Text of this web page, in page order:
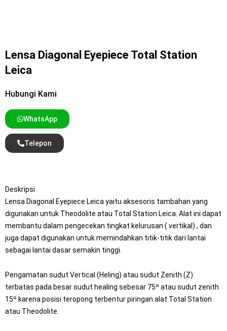
Lensa Diagonal Eyepiece Total Station
Leica
Hubungi Kami
WhatsApp
Telepon
Deskripsi
Lensa Diagonal Eyepiece Leica yaitu aksesoris tambahan yang
digunakan untuk Theodolite atau Total Station Leica. Alat ini dapat
membantu dalam pengecekan tingkat kelurusan ( vertikal) , dan
juga dapat digunakan untuk memindahkan titik-titik dari lantai
sebagai lantai dasar semakin tinggi.
Pengamatan sudut Vertical (Heling) atau sudut Zenith (Z)
terbatas pada besar sudut healing sebesar 75º atau sudut zenith
15º karena posisi teropong terbentur piringan alat Total Station
atau Theodolite.